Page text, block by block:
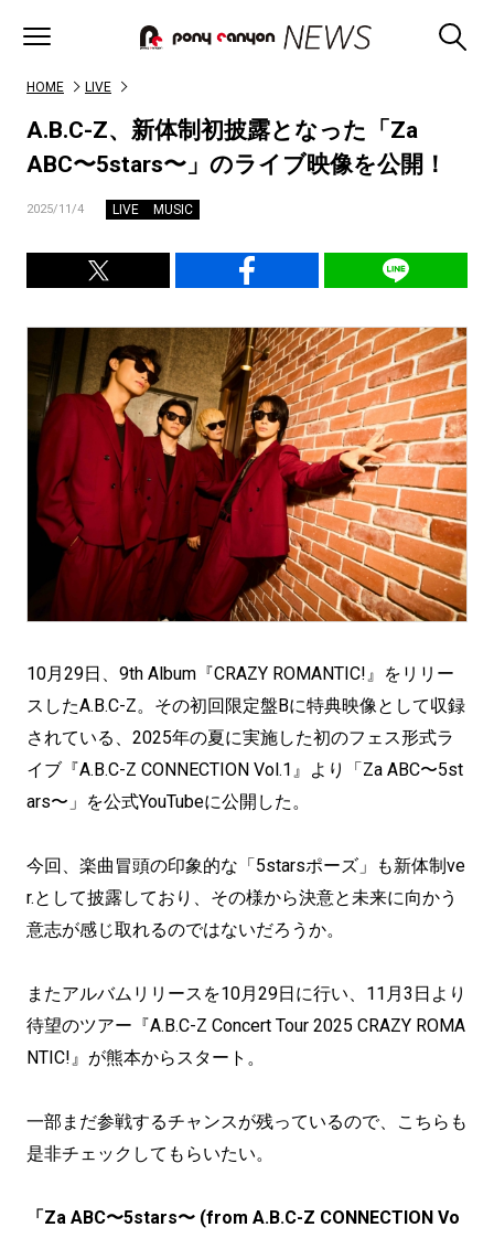
HOME LIVE
A.B.C-Z、新体制初披露となった「Za
ABC〜5stars〜」のライブ映像を公開！
2025/11/4 LIVE MUSIC
10月29日、9th Album『CRAZY ROMANTIC!』をリリー
スしたA.B.C-Z。その初回限定盤Bに特典映像として収録
されている、2025年の夏に実施した初のフェス形式ラ
イブ『A.B.C-Z CONNECTION Vol.1』より「Za ABC〜5st
ars〜」を公式YouTubeに公開した。
今回、楽曲冒頭の印象的な「5starsポーズ」も新体制ve
r.として披露しており、その様から決意と未来に向かう
意志が感じ取れるのではないだろうか。
またアルバムリリースを10月29日に行い、11月3日より
待望のツアー『A.B.C-Z Concert Tour 2025 CRAZY ROMA
NTIC!』が熊本からスタート。
一部まだ参戦するチャンスが残っているので、こちらも
是非チェックしてもらいたい。
「Za ABC〜5stars〜 (from A.B.C-Z CONNECTION Vo